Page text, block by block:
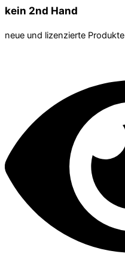
kein 2nd Hand
neue und lizenzierte Produkte